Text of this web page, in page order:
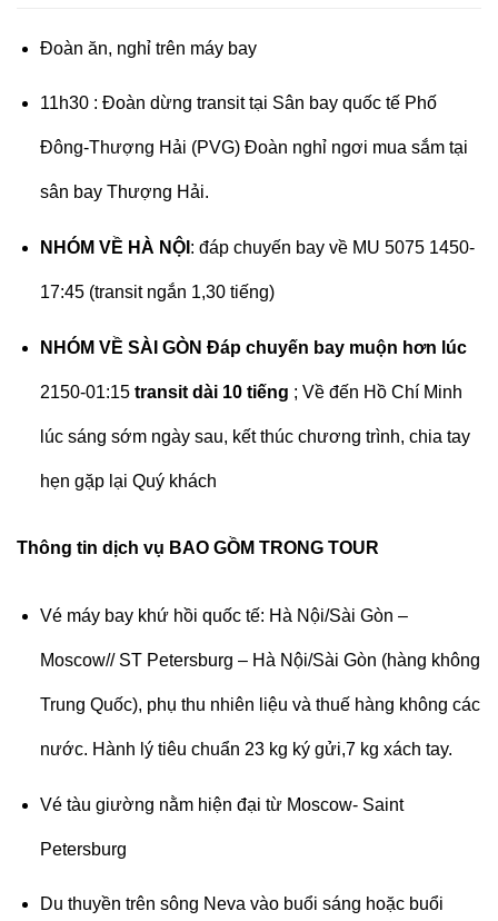
Đoàn ăn, nghỉ trên máy bay
11h30 : Đoàn dừng transit tại Sân bay quốc tế Phố
Đông-Thượng Hải (PVG) Đoàn nghỉ ngơi mua sắm tại
sân bay Thượng Hải.
NHÓM VỀ HÀ NỘI : đáp chuyến bay về MU 5075 1450-
17:45 (transit ngắn 1,30 tiếng)
NHÓM VỀ SÀI GÒN Đáp chuyến bay muộn hơn lúc
2150-01:15 transit dài 10 tiếng ; Về đến Hồ Chí Minh
lúc sáng sớm ngày sau, kết thúc chương trình, chia tay
hẹn gặp lại Quý khách
Thông tin dịch vụ BAO GỒM TRONG TOUR
Vé máy bay khứ hồi quốc tế: Hà Nội/Sài Gòn –
Moscow// ST Petersburg – Hà Nội/Sài Gòn (hàng không
Trung Quốc), phụ thu nhiên liệu và thuế hàng không các
nước. Hành lý tiêu chuẩn 23 kg ký gửi,7 kg xách tay.
Vé tàu giường nằm hiện đại từ Moscow- Saint
Petersburg
Du thuyền trên sông Neva vào buổi sáng hoặc buổi